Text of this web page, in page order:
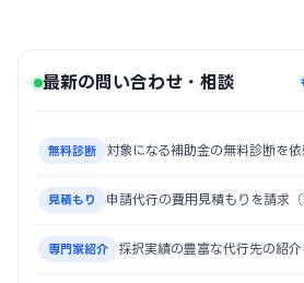
最新の問い合わせ・相談
無料診断 対象になる補助金の無料診断を
見積もり 申請代行の費用見積もりを請求
専門家紹介 採択実績の豊富な代行先の紹介